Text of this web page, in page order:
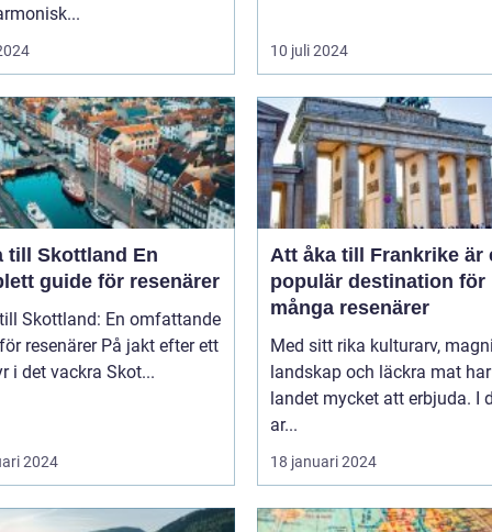
10 juli 2024
Skottland En
guide för resenärer
Skottland: En omfattande
På jakt efter ett
i det vackra Skot...
2024
Att åka till Frankrike är
populär destination för
många resenärer
Med sitt rika kulturarv,
landskap och läckra mat har
landet mycket att erbjuda. I
ar...
18 januari 2024